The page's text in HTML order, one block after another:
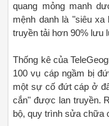
quang mỏng manh
mệnh danh là "siêu
truyền tải hơn 90% lưu
Thống kê của
100 vụ cáp ngầm bị
một sự cố đứt cáp ở
cắn" được lan truyền.
bộ, quy trình sửa chữa